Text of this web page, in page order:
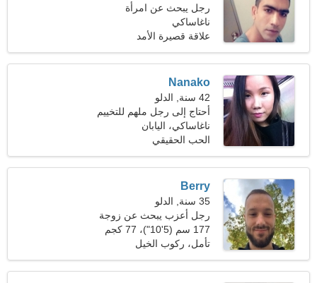
رجل يبحث عن امرأة
ناغاساكي
علاقة قصيرة الأمد
Nanako
42 سنة, الدلو
أحتاج إلى رجل ملهم للتخييم
ناغاساكي، اليابان
الحب الحقيقي
Berry
35 سنة, الدلو
رجل أعزب يبحث عن زوجة
177 سم (5'10")، 77 كجم
(169 رطلا)
تأمل، ركوب الخيل